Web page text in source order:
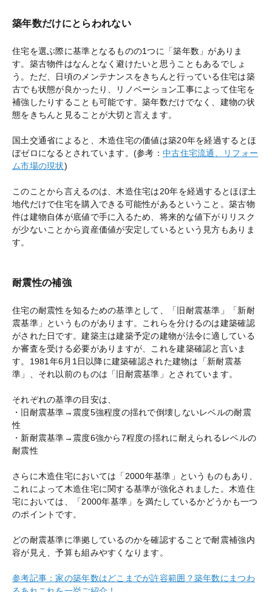
築年数だけにとらわれない
住宅を選ぶ際に基準となるものの1つに「築年数」がありま
す。築古物件はなんとなく避けたいと思うこともあるでしょ
う。ただ、日頃のメンテナンスをきちんと行っている住宅は築
古でも状態が良かったり、リノベーション工事によって住宅を
補強したりすることも可能です。築年数だけでなく、建物の状
態をきちんと見ることが大切と言えます。
国土交通省によると、木造住宅の価値は築20年を経過するとほ
ぼゼロになるとされています。(参考：中古住宅流通、リフォー
ム市場の現状)
このことから言えるのは、木造住宅は20年を経過するとほぼ土
地代だけで住宅を購入できる可能性があるということ。築古物
件は建物自体が底値で手に入るため、将来的な値下がりリスク
が少ないことから資産価値が安定しているという見方もありま
す。
耐震性の補強
住宅の耐震性を知るための基準として、「旧耐震基準」「新耐
震基準」というものがあります。これらを分けるのは建築確認
がされた日です。建築主は建築予定の建物が法令に適している
か審査を受ける必要がありますが、これを建築確認と言いま
す。1981年6月1日以降に建築確認された建物は「新耐震基
準」、それ以前のものは「旧耐震基準」とされています。
それぞれの基準の目安は、
・旧耐震基準→震度5強程度の揺れで倒壊しないレベルの耐震
性
・新耐震基準→震度6強から7程度の揺れに耐えられるレベルの
耐震性
さらに木造住宅においては「2000年基準」というものもあり、
これによって木造住宅に関する基準が強化されました。木造住
宅においては、「2000年基準」を満たしているかどうかも一つ
のポイントです。
どの耐震基準に準拠しているのかを確認することで耐震補強内
容が見え、予算も組みやすくなります。
参考記事：家の築年数はどこまでが許容範囲？築年数にまつわ